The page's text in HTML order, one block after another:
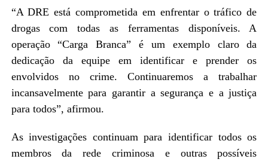
“A DRE está comprometida em enfrentar o tráfico de
drogas com todas as ferramentas disponíveis. A
operação “Carga Branca” é um exemplo claro da
dedicação da equipe em identificar e prender os
envolvidos no crime. Continuaremos a trabalhar
incansavelmente para garantir a segurança e a justiça
para todos”, afirmou.
As investigações continuam para identificar todos os
membros da rede criminosa e outras possíveis